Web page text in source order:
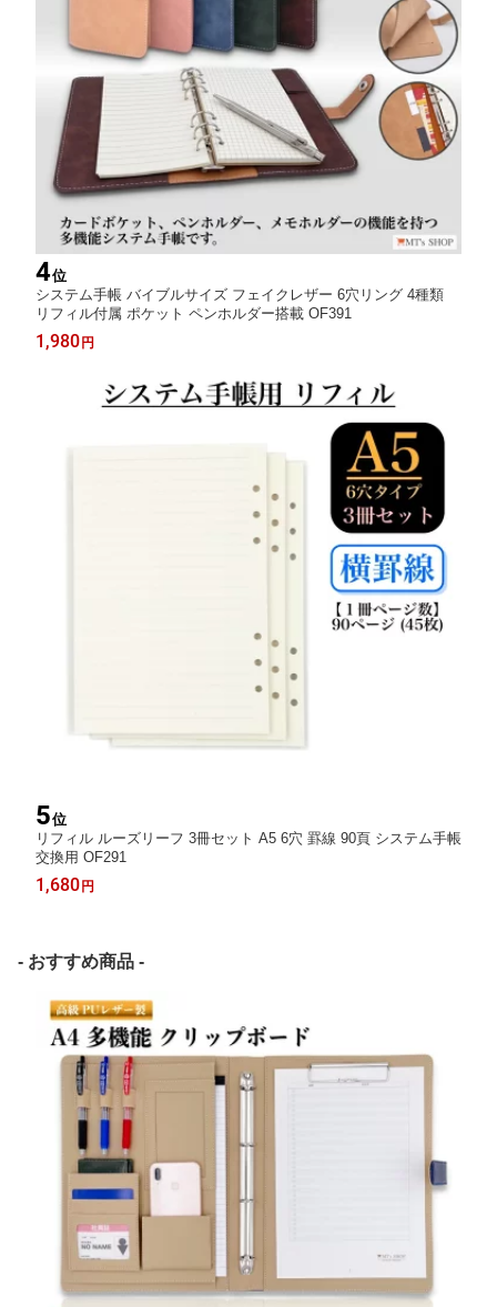
4位
システム手帳 バイブルサイズ フェイクレザー 6穴リング 4種類
リフィル付属 ポケット ペンホルダー搭載 OF391
1,980円
5位
リフィル ルーズリーフ 3冊セット A5 6穴 罫線 90頁 システム手帳
交換用 OF291
1,680円
- おすすめ商品 -